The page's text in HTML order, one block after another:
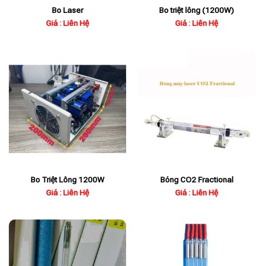
Bo Laser
Giá : Liên Hệ
Bo triệt lông (1200W)
Giá : Liên Hệ
Bo Triệt Lông 1200W
Giá : Liên Hệ
Bóng CO2 Fractional
Giá : Liên Hệ